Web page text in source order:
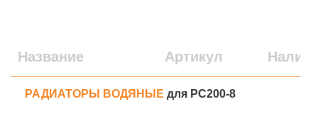
Название Артикул
РАДИАТОРЫ ВОДЯНЫЕ для PC200-8